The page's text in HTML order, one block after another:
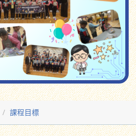
課程目標